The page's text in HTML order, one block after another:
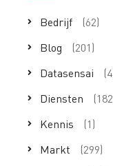
Bedrijf
(62)
Blog
(201)
Datasensai
Diensten
Kennis
(1)
Markt
(299)